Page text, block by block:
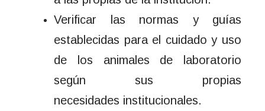
Verificar las normas y guías
establecidas para el cuidado y uso
de los animales de laboratorio
según sus propias
necesidades institucionales.